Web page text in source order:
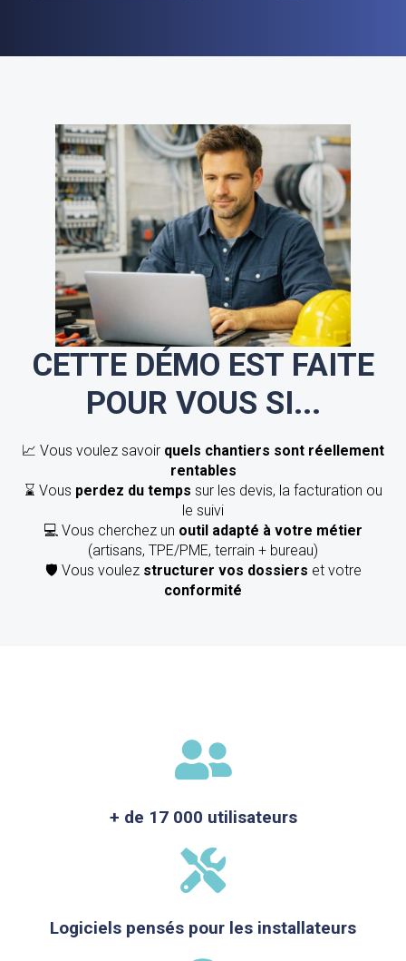
CETTE DÉMO EST FAITE
POUR VOUS SI...
📈 Vous voulez savoir quels chantiers sont réellement
rentables
⌛ Vous perdez du temps sur les devis, la facturation ou
le suivi
💻 Vous cherchez un outil adapté à votre métier
(artisans, TPE/PME, terrain + bureau)
🛡️ Vous voulez structurer vos dossiers et votre
conformité
+ de 17 000 utilisateurs
Logiciels pensés pour les installateurs